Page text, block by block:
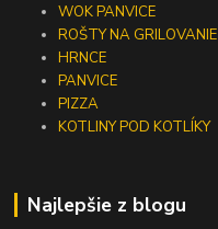
WOK PANVICE
ROŠTY NA GRILOVANIE
HRNCE
PANVICE
PIZZA
KOTLINY POD KOTLÍKY
Najlepšie z blogu